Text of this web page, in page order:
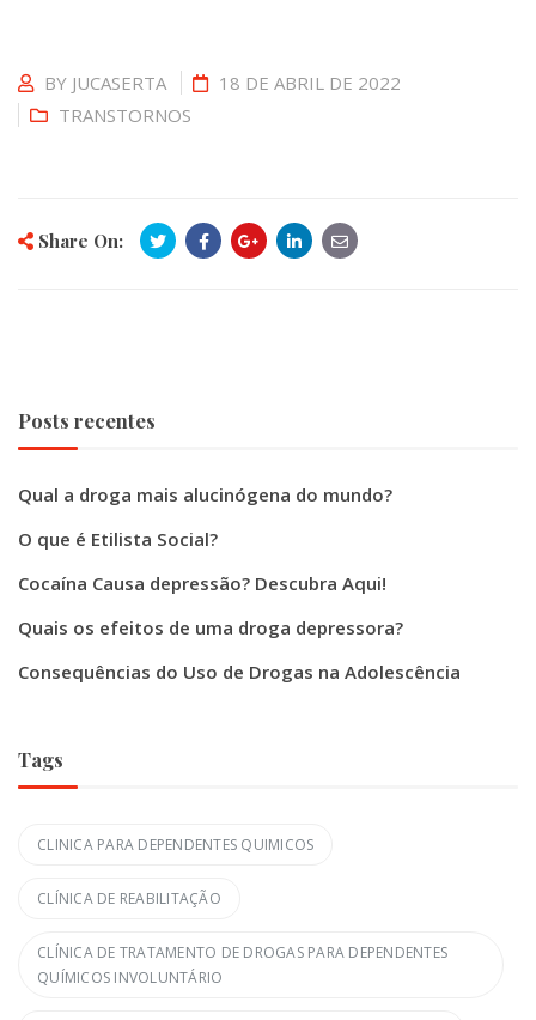
BY JUCASERTA
18 DE ABRIL DE 2022
TRANSTORNOS
Share On:
Posts recentes
Qual a droga mais alucinógena do mundo?
O que é Etilista Social?
Cocaína Causa depressão? Descubra Aqui!
Quais os efeitos de uma droga depressora?
Consequências do Uso de Drogas na Adolescência
Tags
CLINICA PARA DEPENDENTES QUIMICOS
CLÍNICA DE REABILITAÇÃO
CLÍNICA DE TRATAMENTO DE DROGAS PARA DEPENDENTES
QUÍMICOS INVOLUNTÁRIO